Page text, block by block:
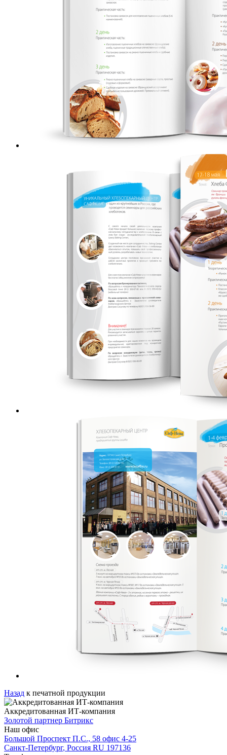
Назад к печатной продукции
Аккредитованная ИТ-компания
Золотой партнер Битрикс
Наш офис
Большой Проспект П.С., 58 офис 4-25
Санкт-Петербург, Россия RU 197136